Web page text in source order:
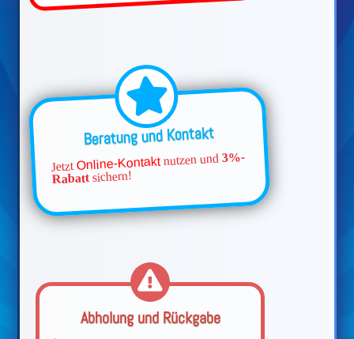
Beratung und Kontakt
JetztOnline-Kontaktnutzen und3%-
Rabattsichern!
Abholung und Rückgabe